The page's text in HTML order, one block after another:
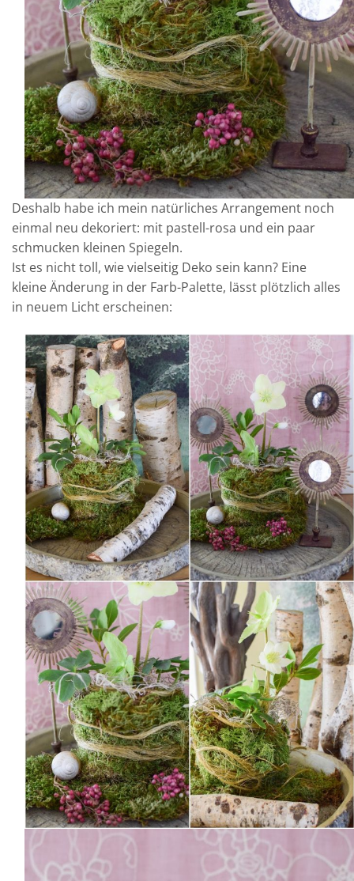
Deshalb habe ich mein natürliches Arrangement noch
einmal neu dekoriert: mit pastell-rosa und ein paar
schmucken kleinen Spiegeln.
Ist es nicht toll, wie vielseitig Deko sein kann? Eine
kleine Änderung in der Farb-Palette, lässt plötzlich alles
in neuem Licht erscheinen: